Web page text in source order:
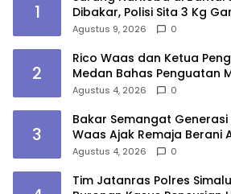
1
Dibakar, Polisi Sita 3 Kg
Agustus 9, 2026 0
2
Rico Waas dan Ketua
Medan Bahas Penguatan
Hak Anak dan Perempuan
Agustus 4, 2026 0
3
Bakar Semangat Generasi
Waas Ajak Remaja Berani
Masa Depan
Agustus 4, 2026 0
Tim Jatanras Polres